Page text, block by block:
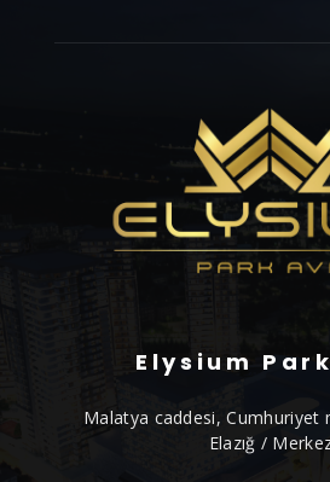
Elysium Park
Malatya caddesi, Cumhuriyet
Elazığ /